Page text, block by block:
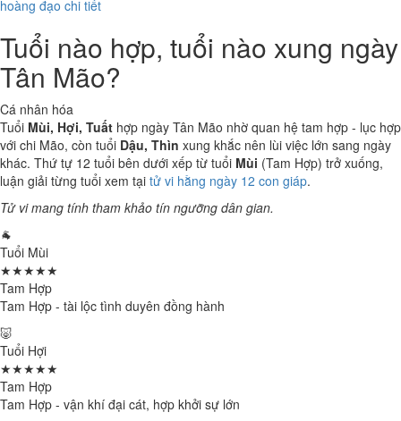
hoàng đạo chi tiết
Tuổi nào hợp, tuổi nào xung ngày
Tân Mão?
Cá nhân hóa
Tuổi Mùi, Hợi, Tuất hợp ngày Tân Mão nhờ quan hệ tam hợp - lục hợp
với chi Mão, còn tuổi Dậu, Thìn xung khắc nên lùi việc lớn sang ngày
khác. Thứ tự 12 tuổi bên dưới xếp từ tuổi Mùi (Tam Hợp) trở xuống,
luận giải từng tuổi xem tại tử vi hằng ngày 12 con giáp.
Tử vi mang tính tham khảo tín ngưỡng dân gian.
🐐
Tuổi Mùi
★★★★★
Tam Hợp
Tam Hợp - tài lộc tình duyên đồng hành
🐷
Tuổi Hợi
★★★★★
Tam Hợp
Tam Hợp - vận khí đại cát, hợp khởi sự lớn